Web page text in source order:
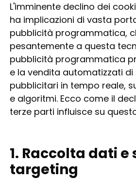
L'imminente declino dei
ha implicazioni di vasta
pubblicità programmatica,
pesantemente a questa
pubblicità programmatica
e la vendita automatizzati di
pubblicitari in tempo reale,
e algoritmi. Ecco come il
terze parti influisce su
1. Raccolta dati e
targeting